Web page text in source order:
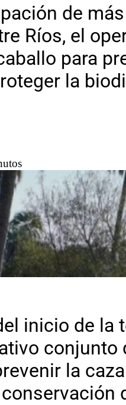
de
Ríos, el
para
la
inicio de la
conjunto
la